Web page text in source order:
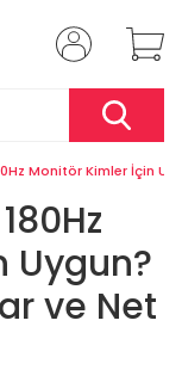
Monitör Kimler İçin
Uygun?
ve Net